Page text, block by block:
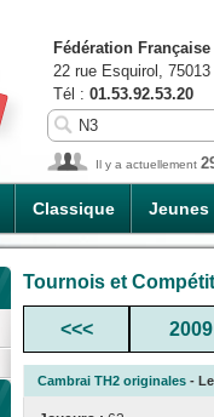
Classique Jeunes
Fédération
22 rue Esquirol,
Tél : 01.53.92.53.20
Il y a actuellement
Tournois et
<<< 2009
Cambrai TH2 originales -